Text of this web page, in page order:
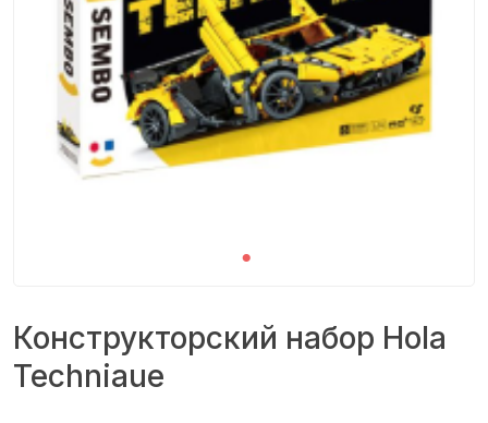
Конструкторский набор Hola
Techniaue